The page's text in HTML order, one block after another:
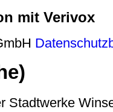
mit Verivox
Stadtwerke